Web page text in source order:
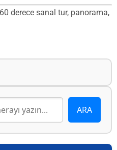
derece sanal tur, panorama,